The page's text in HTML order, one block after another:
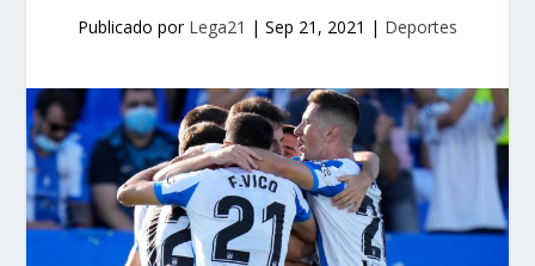
Publicado por Lega21 | Sep 21, 2021 | Deportes